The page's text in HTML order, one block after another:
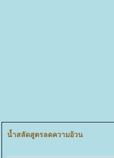
น้ำสลัดสูตรลดความอ้วน